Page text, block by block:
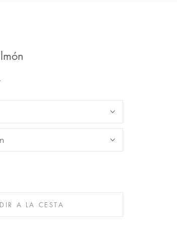
A LA CESTA